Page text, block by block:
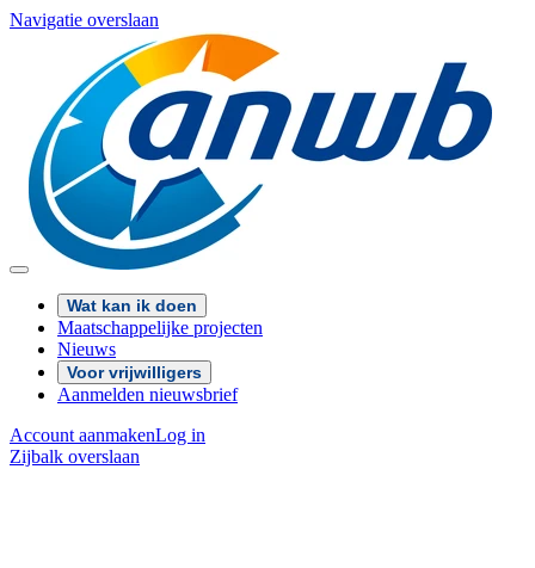
Navigatie overslaan
Wat kan ik doen
Maatschappelijke projecten
Nieuws
Voor vrijwilligers
Aanmelden nieuwsbrief
Account aanmakenLog in
Zijbalk overslaan